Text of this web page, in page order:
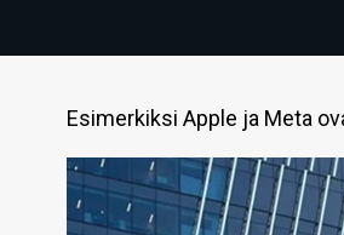
Esimerkiksi Apple ja Meta